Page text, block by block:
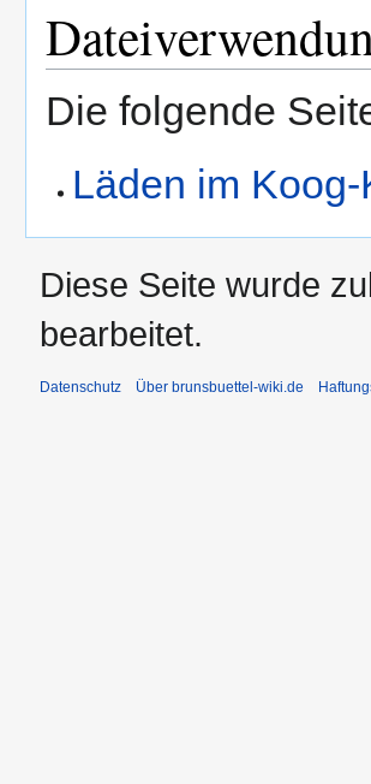
Die folgende
Läden im
Diese Seite wurde
bearbeitet.
Datenschutz Über brunsbuettel-wiki.de